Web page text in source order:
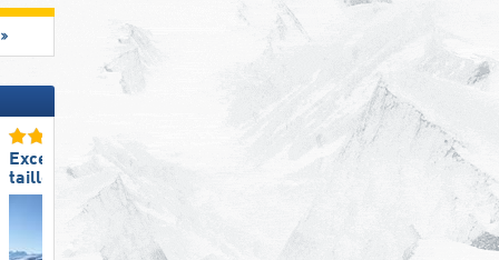
Excellente
taille de domaine skiable
Excellente
taille de domaine skiable